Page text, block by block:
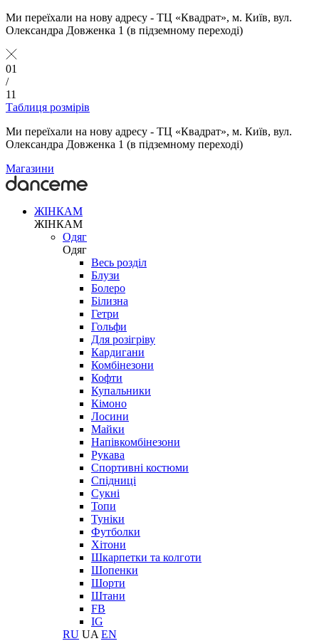
Ми переїхали на нову адресу - ТЦ «Квадрат», м. Київ, вул.
Олександра Довженка 1 (в підземному переході)
01
/
11
Таблиця розмірів
Ми переїхали на нову адресу - ТЦ «Квадрат», м. Київ, вул.
Олександра Довженка 1 (в підземному переході)
Магазини
ЖІНКАМ
ЖІНКАМ
Одяг
Одяг
Весь розділ
Блузи
Болеро
Білизна
Гетри
Гольфи
Для розігріву
Кардигани
Комбінезони
Кофти
Купальники
Кімоно
Лосини
Майки
Напівкомбінезони
Рукава
Спортивні костюми
Спідниці
Сукні
Топи
Туніки
Футболки
Хітони
Шкарпетки та колготи
Шопенки
Шорти
Штани
FB
IG
RU UA EN